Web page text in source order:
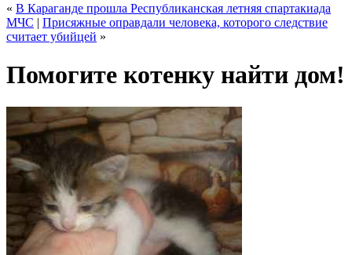
« В Караганде прошла Республиканская летняя спартакиада
МЧС | Присяжные оправдали человека, которого следствие
считает убийцей »
Помогите котенку найти дом!